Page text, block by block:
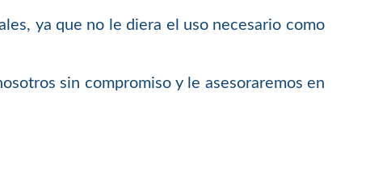
ya que no le diera el uso necesario como
sin compromiso y le asesoraremos en